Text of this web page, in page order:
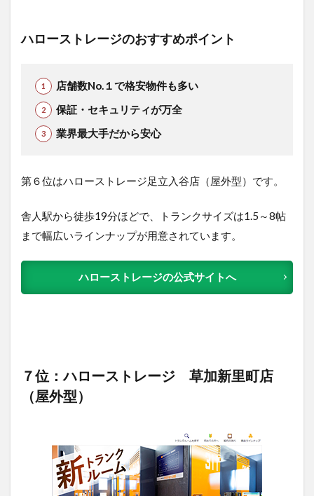
ハローストレージのおすすめポイント
店舗数No.１で格安物件も多い
保証・セキュリティが万全
業界最大手だから安心
第６位はハローストレージ足立入谷店（屋外型）です。
舎人駅から徒歩19分ほどで、トランクサイズは1.5～8帖
まで幅広いラインナップが用意されています。
ハローストレージの公式サイトへ
７位：ハローストレージ 草加新里町店
（屋外型）